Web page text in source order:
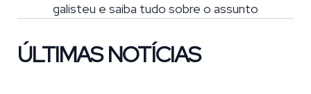
galisteu e saiba tudo sobre o assunto
ÚLTIMAS NOTÍCIAS